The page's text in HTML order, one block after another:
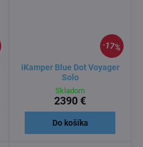
17%
iKamper Blue Dot Voyager
Solo
Skladom
2390 €
Do košíka